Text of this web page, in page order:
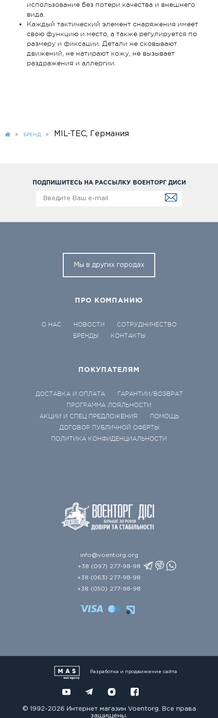
использование без потери качества и внешнего
вида.
Каждый тактический элемент снаряжения имеет
свою функцию и место, а также регулируется по
размеру и фиксации. Детали не сковывают
движений, не натирают кожу, не вызывает
раздражения и аллергии.
БРЕНД MIL-TEC, Германия
ПОДПИШИТЕСЬ НА РАССЫЛКУ ВОЕНТОРГ ДИСИ
Мы в других городах
ПРО КОМПАНИЮ
О НАС НОВОСТИ
СОТРУДНИЧЕСТВО
БРЕНДЫ
КОНТАКТЫ
ПОКУПАТЕЛЯМ
ДОСТАВКА И ОПЛАТА
ГАРАНТИИ/ВОЗВРАТ
ПРОГРАММА ЛОЯЛЬНОСТИ
АКЦИИ И СПЕЦ ПРЕДЛОЖЕНИЯ
ПОМОЩЬ
ДОГОВОР ПУБЛИЧНОЙ ОФЕРТЫ
ПОЛИТИКА КОНФИДЕНЦИАЛЬНОСТИ
info@voentorg.org
+38 (097) 277-98-98
+38 (063) 277-98-98
+38 (050) 277-98-98
© 1992-2026 Интернет магазин Voentorg. Все права
защищены.
Разработка и продвижение сайта